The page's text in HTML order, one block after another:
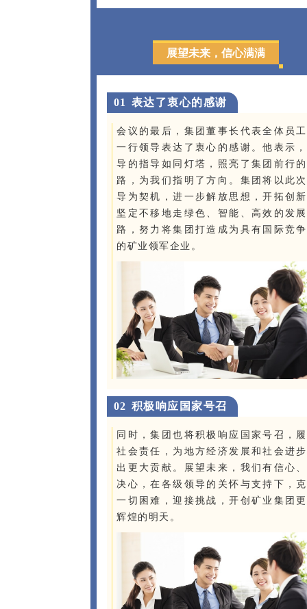
展望未来，信心满满
01 表达了衷心的感谢
会议的最后，集团董事长代表全体员
一行领导表达了衷心的感谢。他表示
导的指导如同灯塔，照亮了集团前行
路，为我们指明了方向。集团将以此
导为契机，进一步解放思想，开拓创
坚定不移地走绿色、智能、高效的发
路，努力将集团打造成为具有国际竞
的矿业领军企业。
02 积极响应国家号召
同时，集团也将积极响应国家号召，
社会责任，为地方经济发展和社会进
出更大贡献。展望未来，我们有信心
决心，在各级领导的关怀与支持下，
一切困难，迎接挑战，开创矿业集团
辉煌的明天。